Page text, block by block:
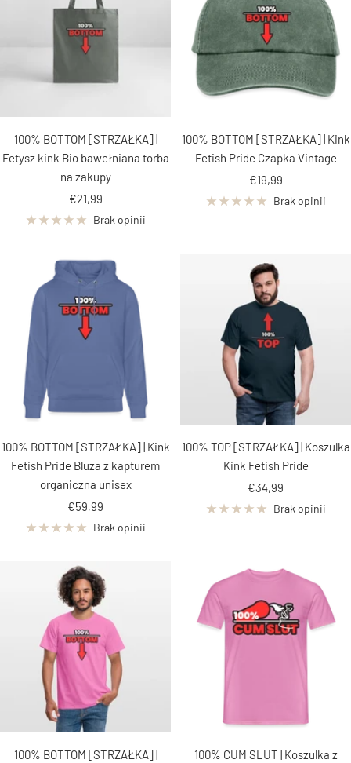
100% BOTTOM [STRZAŁKA] |
Fetysz kink Bio bawełniana torba
na zakupy
Cena
obniżona
€21,99
Brak opinii
100% BOTTOM [STRZAŁKA] | Kink
Fetish Pride Czapka Vintage
Cena
obniżona
€19,99
Brak opinii
100% BOTTOM [STRZAŁKA] | Kink
Fetish Pride Bluza z kapturem
organiczna unisex
Cena
obniżona
€59,99
Brak opinii
100% TOP [STRZAŁKA] | Koszulka
Kink Fetish Pride
Cena
obniżona
€34,99
Brak opinii
100% BOTTOM [STRZAŁKA] |
100% CUM SLUT | Koszulka z